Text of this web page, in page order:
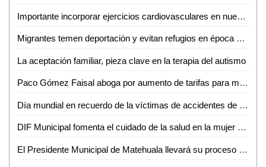
Importante incorporar ejercicios cardiovasculares en nuestra rutina: Coach Anabel Fernández
Migrantes temen deportación y evitan refugios en época de frío
La aceptación familiar, pieza clave en la terapia del autismo
Paco Gómez Faisal aboga por aumento de tarifas para mejorar infraestructura de DAPAS
Día mundial en recuerdo de la víctimas de accidentes de tráfico
DIF Municipal fomenta el cuidado de la salud en la mujer para prevenir cáncer de mama
El Presidente Municipal de Matehuala llevará su proceso penal en libertad con algunas "medidas cautelares"